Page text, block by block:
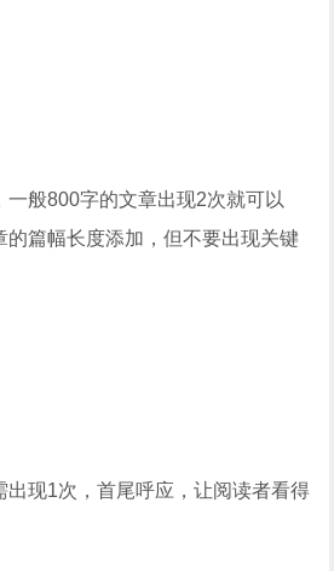
一般800字的文章出现2次就可以
的篇幅长度添加，但不要出现关键
出现1次，首尾呼应，让阅读者看得